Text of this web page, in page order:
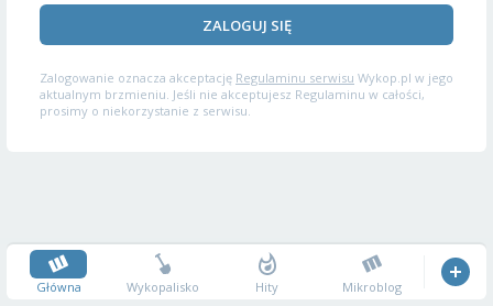
ZALOGUJ SIĘ
Zalogowanie oznacza akceptację Regulaminu serwisu Wykop.pl w jego
aktualnym brzmieniu. Jeśli nie akceptujesz Regulaminu w całości,
prosimy o niekorzystanie z serwisu.
Główna Wykopalisko Hity Mikroblog